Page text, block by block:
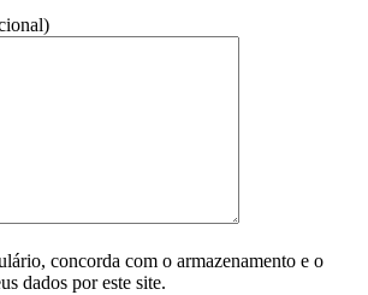
concorda com o armazenamento e o
dados por este site.